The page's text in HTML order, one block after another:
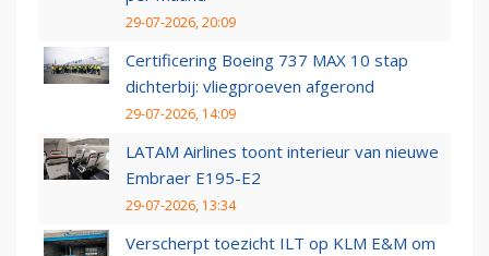
29-07-2026, 20:09
Certificering Boeing 737 MAX 10 stap
dichterbij: vliegproeven afgerond
29-07-2026, 14:09
LATAM Airlines toont interieur van nieuwe
Embraer E195-E2
29-07-2026, 13:34
Verscherpt toezicht ILT op KLM E&M om